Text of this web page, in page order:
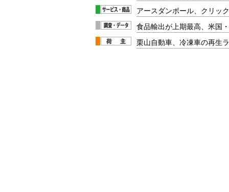
アースダンボール、クリッ
食品輸出が上期最高、米国
栗山自動車、冷凍車の再生